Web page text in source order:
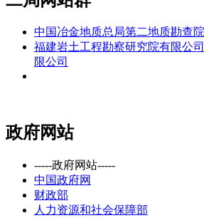
中国冶金地质总局第二地质勘查院
福建岩土工程勘察研究院有限公
限公司
政府网站
-----政府网站-----
中国政府网
财政部
人力资源和社会保障部